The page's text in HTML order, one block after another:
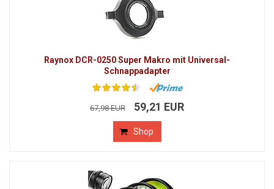
Raynox DCR-0250 Super Makro mit Universal-
Schnappadapter
67,98 EUR 59,21 EUR
Shop